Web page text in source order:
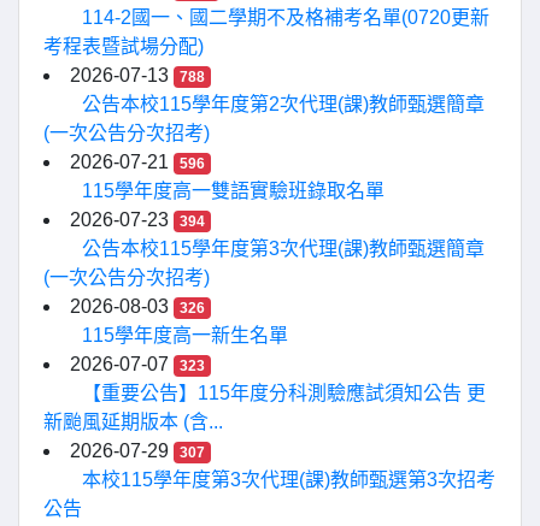
114-2國一、國二學期不及格補考名單(0720更新
考程表暨試場分配)
2026-07-13
788
公告本校115學年度第2次代理(課)教師甄選簡章
(一次公告分次招考)
2026-07-21
596
115學年度高一雙語實驗班錄取名單
2026-07-23
394
公告本校115學年度第3次代理(課)教師甄選簡章
(一次公告分次招考)
2026-08-03
326
115學年度高一新生名單
2026-07-07
323
【重要公告】115年度分科測驗應試須知公告 更
新颱風延期版本 (含...
2026-07-29
307
本校115學年度第3次代理(課)教師甄選第3次招考
公告